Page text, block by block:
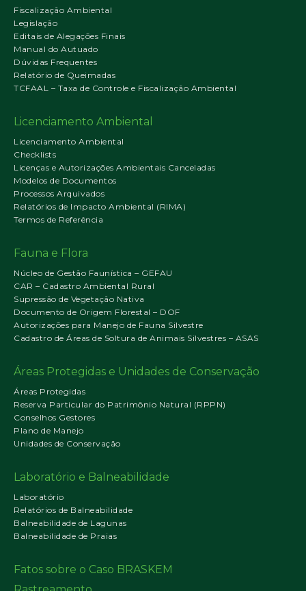
Fiscalização Ambiental
Legislação
Editais de Alegações Finais
Manual do Autuado
Dúvidas Frequentes
Relatório de Queimadas
TCFAAL – Taxa de Controle e Fiscalização Ambiental
Licenciamento Ambiental
Licenciamento Ambiental
Checklists
Licenças e Autorizações Ambientais Canceladas
Modelos de Documentos
Processos Arquivados
Relatórios de Impacto Ambiental (RIMA)
Termos de Referência
Fauna e Flora
Núcleo de Gestão Faunística – GEFAU
CAR – Cadastro Ambiental Rural
Supressão de Vegetação Nativa
Documento de Origem Florestal – DOF
Autorizações para Manejo de Fauna Silvestre
Cadastro de Áreas de Soltura de Animais Silvestres – ASAS
Áreas Protegidas e Unidades de Conservação
Áreas Protegidas
Reserva Particular do Patrimônio Natural (RPPN)
Conselhos Gestores
Plano de Manejo
Unidades de Conservação
Laboratório e Balneabilidade
Laboratório
Relatórios de Balneabilidade
Balneabilidade de Lagunas
Balneabilidade de Praias
Fatos sobre o Caso BRASKEM